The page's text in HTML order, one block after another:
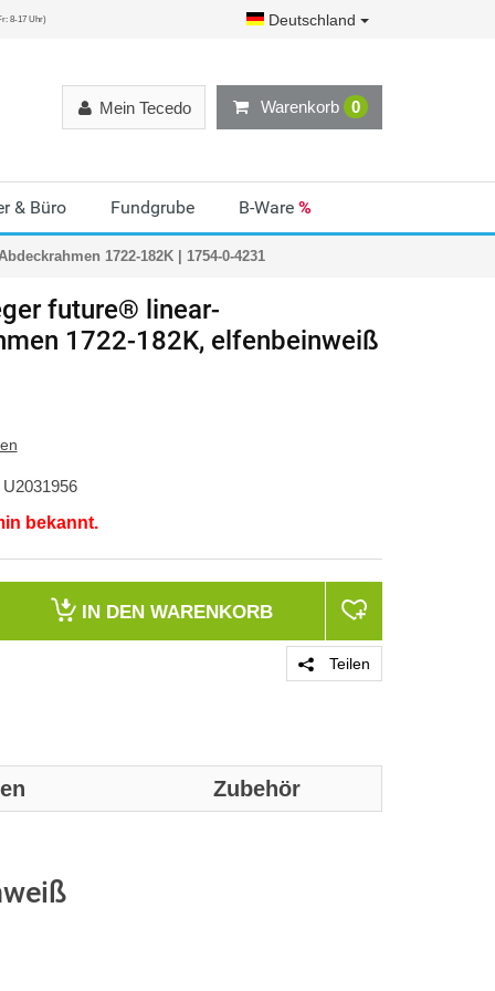
8-17 Uhr) Deutschland
Warenkorb 0
Mein Tecedo
& Büro Fundgrube B-Ware %
1722-182K | 1754-0-4231
future® linear-
1722-182K, elfenbeinweiß
U2031956
bekannt.
IN DEN WARENKORB
Teilen
Zubehör